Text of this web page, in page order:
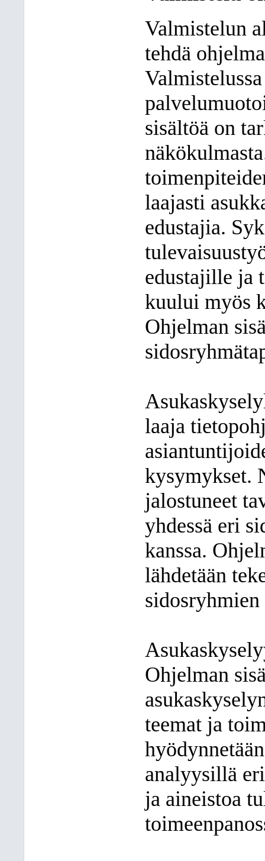
Valmistelun
tehdä
sisältöä on
laajasti
edustajia.
edustajille ja
kuului myös
Ohjelman
laaja
kysymykset.
jalostuneet
yhdessä eri
kanssa.
lähdetään
sidosryhmien
Ohjelman
teemat ja
analyysillä
ja aineistoa